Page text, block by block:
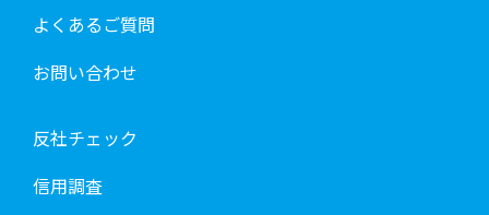
よくあるご質問
お問い合わせ
反社チェック
信用調査